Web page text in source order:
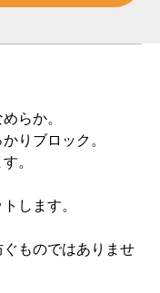
らか。
りブロック。
。
します。
ものではありませ